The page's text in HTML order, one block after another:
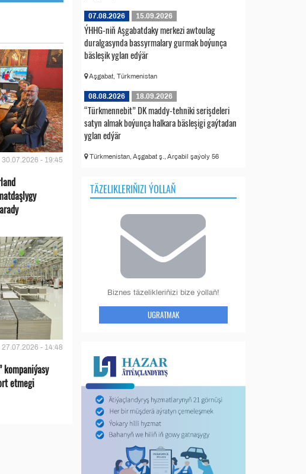
30.07.2026 - 19:45
27.07.2026 - 14:48
kompaniýasy
etmegi
07.08.2026 15.09.2026
ÝHHG-niň Aşgabatdaky merkezi awtoulag
duralgasynda bassyrmalary gurmak boýunça
bäsleşik yglan edýär
Aşgabat, Türkmenistan
08.08.2026 18.09.2026
“Türkmennebit” DK maddy-tehniki serişdeleri
satyn almak boýunça halkara bäsleşigi gaýtadan
yglan edýär
Türkmenistan, Aşgabat ş., Arçabil şaýoly 56
TÄZELIKLERIŇIZI ÝOLLAŇ
Biznes täzelikleriňizi bize ýollaň!
UGRATMAK